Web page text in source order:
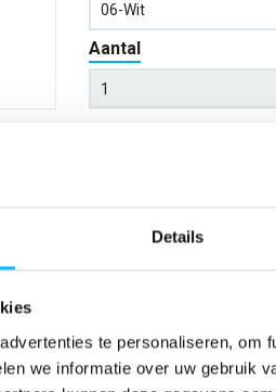
Details
te personaliseren, om
we informatie over uw gebruik
06-Wit
Aantal
Kies kleur/
Verwachte